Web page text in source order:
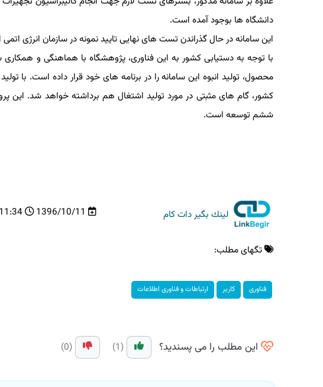
دانشگاه ها بوجود آمده است.
این سامانه در حال گذراندن تست های نهایی تایید نمونه در سازمان انرژی اتمی
با توجه به دستیابی كشور به این فناوری، پژوهشگاه با هماهنگی و همكاری
محصول، تولید انبوه این سامانه را در برنامه های خود قرار داده است. با
كشور، گام های مثبتی در مورد تولید اشتغال هم برداشته خواهد شد. این
ششم توسعه است.
لینك بگیر دات كام 1396/10/11
تگهای مطلب:
فناوری كاربر ارتباطات و فناوری اطلاعات
این مطلب را می پسندید؟